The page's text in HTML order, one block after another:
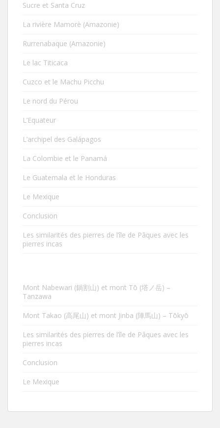
Sucre et Santa Cruz
La rivière Mamorè (Amazonie)
Rurrenabaque (Amazonie)
Le lac Titicaca
Cuzco et le Machu Picchu
Le nord du Pérou
L’Equateur
L’archipel des Galápagos
La Colombie et le Panamá
Le Guatemala et le Honduras
Le Mexique
Conclusion
Les similarités des pierres de l’île de Pâques avec les
pierres incas
Mont Nabewari (鍋割山) et mont Tō (塔ノ岳) –
Tanzawa
Mont Takao (高尾山) et mont Jinba (陣馬山) – Tōkyō
Les similarités des pierres de l’île de Pâques avec les
pierres incas
Conclusion
Le Mexique